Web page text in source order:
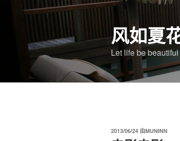
风如夏
Let life be
发
布
2013/06/24 由MUNINN